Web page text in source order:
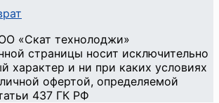
«Скат технолоджи»
страницы носит исключительно
характер и ни при каких условиях
офертой, определяемой
437 ГК РФ